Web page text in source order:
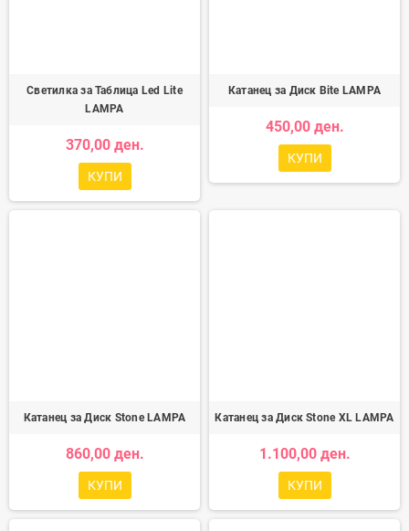
Светилка за Таблица Led Lite
LAMPA
370,00 ден.
КУПИ
Катанец за Диск Bite LAMPA
450,00 ден.
КУПИ
Катанец за Диск Stone LAMPA
860,00 ден.
КУПИ
Катанец за Диск Stone XL LAMPA
1.100,00 ден.
КУПИ